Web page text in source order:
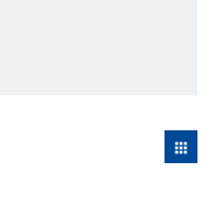
apps